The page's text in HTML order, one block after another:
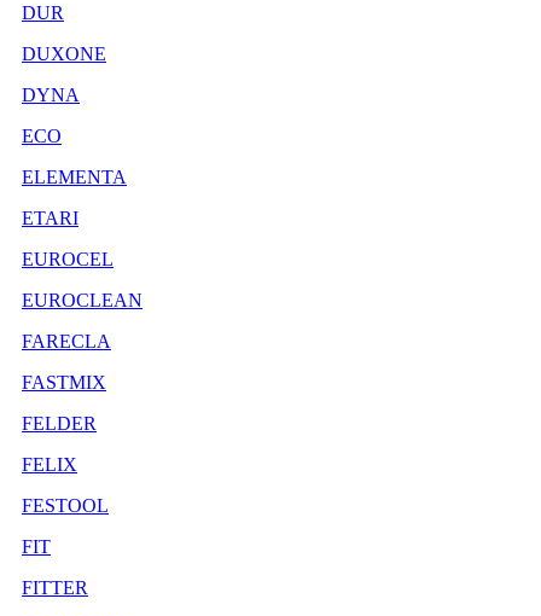
DUR
DUXONE
DYNA
ECO
ELEMENTA
ETARI
EUROCEL
EUROCLEAN
FARECLA
FASTMIX
FELDER
FELIX
FESTOOL
FIT
FITTER